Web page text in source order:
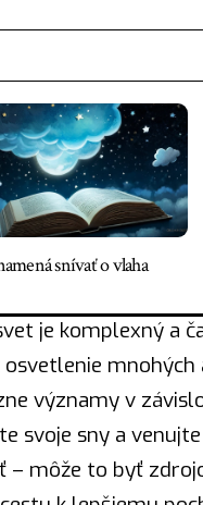
snívať o vlaha
je komplexný a
mnohých
významy v
svoje sny a
– môže to byť